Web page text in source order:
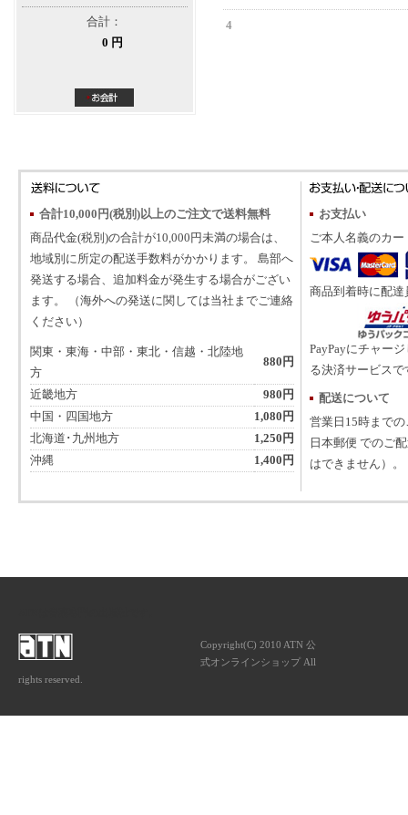
合計：
0 円
4
合計10,000円(税別)以上のご注文で送料無料
商品代金(税別)の合計が10,000円未満の場合は、
地域別に所定の配送手数料がかかります。 島部へ
発送する場合、追加料金が発生する場合がござい
ます。 （海外への発送に関しては当社までご連絡
ください）
関東・東海・中部・東北・信越・北陸地
方
880円
近畿地方
980円
中国・四国地方
1,080円
北海道･九州地方
1,250円
沖縄
1,400円
お支払い
ご本人名義のカ
商品到着時に配
PayPayにチャー
る決済サービスで
配送について
営業日15時まで
日本郵便 でのご
はできません）。
Copyright(C) 2010 ATN 公
式オンラインショップ All
rights reserved.